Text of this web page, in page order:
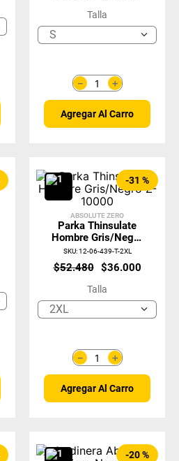
Talla
S
＋
－
Agregar Al Carro
-31 %
ABSOLUTE ZERO
Parka Thinsulate
Hombre Gris/Negro
Z-10000
SKU:12-06-439-T-2XL
$52.480 $36.000
Talla
2XL
＋
－
Agregar Al Carro
-20 %